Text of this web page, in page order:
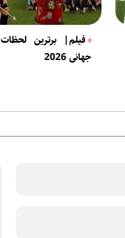
فیلم| برترین
جهانی 2026